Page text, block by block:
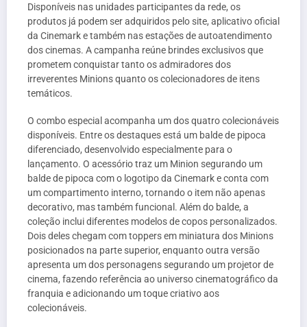
Disponíveis nas unidades participantes da rede, os
produtos já podem ser adquiridos pelo site, aplicativo oficial
da Cinemark e também nas estações de autoatendimento
dos cinemas. A campanha reúne brindes exclusivos que
prometem conquistar tanto os admiradores dos
irreverentes Minions quanto os colecionadores de itens
temáticos.
O combo especial acompanha um dos quatro colecionáveis
disponíveis. Entre os destaques está um balde de pipoca
diferenciado, desenvolvido especialmente para o
lançamento. O acessório traz um Minion segurando um
balde de pipoca com o logotipo da Cinemark e conta com
um compartimento interno, tornando o item não apenas
decorativo, mas também funcional. Além do balde, a
coleção inclui diferentes modelos de copos personalizados.
Dois deles chegam com toppers em miniatura dos Minions
posicionados na parte superior, enquanto outra versão
apresenta um dos personagens segurando um projetor de
cinema, fazendo referência ao universo cinematográfico da
franquia e adicionando um toque criativo aos
colecionáveis.